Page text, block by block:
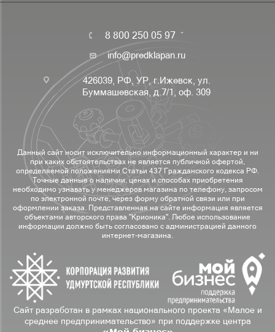
8 800 250 05 97
info@predklapan.ru
426039, РФ, УР, г.Ижевск, ул.
Буммашевская, д.7/1, оф. 309
Данный сайт носит исключительно информационный характер и ни
при каких обстоятельствах не является публичной офертой,
определяемой положениями Статьи 437 Гражданского кодекса РФ.
Точные данные о наличии, ценах и способах приобретения
необходимо узнавать у менеджеров магазина по телефону, запросом
по электронной почте, через форму обратной связи или при
оформлении заказа. Представленная на сайте информация является
объектами авторского права "Крионика". Любое использование
информации должно быть согласовано с администрацией данного
интернет-магазина.
Сайт разработан в рамках национального проекта «Малое и
среднее предпринимательство» при поддержке центра